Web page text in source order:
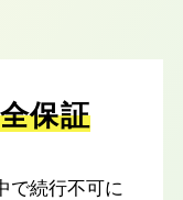
保証
で続行不可に